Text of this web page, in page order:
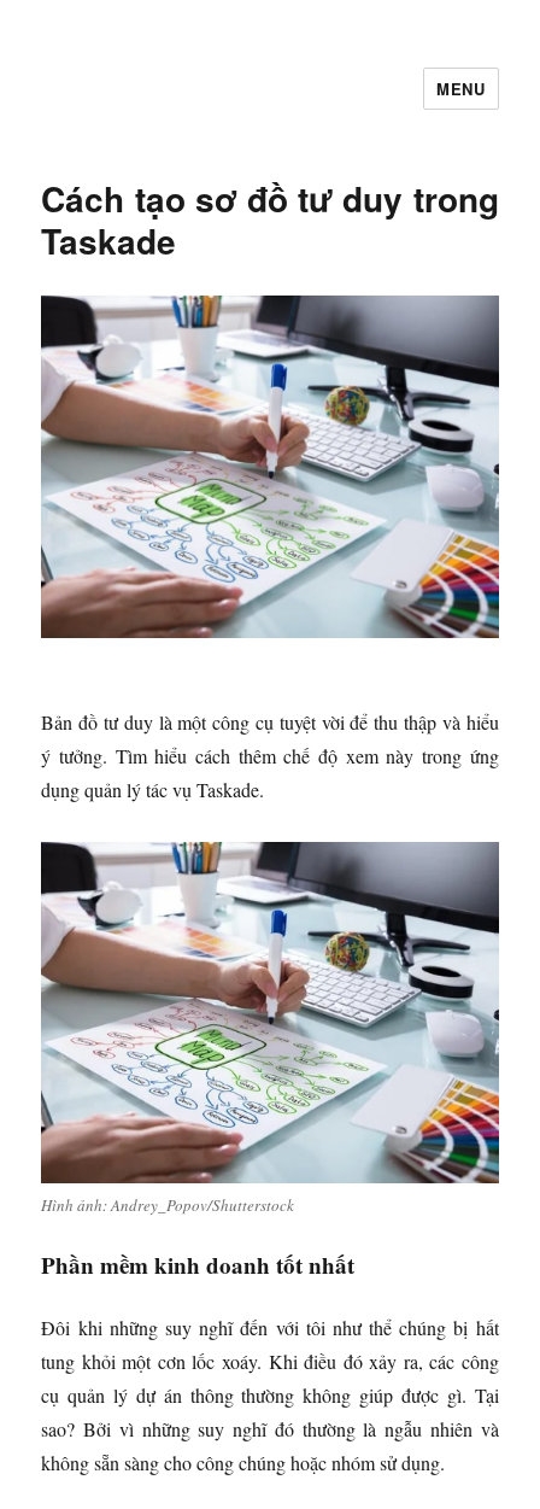
MENU
Cách tạo sơ đồ tư duy trong
Taskade
Bản đồ tư duy là một công cụ tuyệt vời để thu thập và hiểu
ý tưởng. Tìm hiểu cách thêm chế độ xem này trong ứng
dụng quản lý tác vụ Taskade.
Hình ảnh: Andrey_Popov/Shutterstock
Phần mềm kinh doanh tốt nhất
Đôi khi những suy nghĩ đến với tôi như thể chúng bị hất
tung khỏi một cơn lốc xoáy. Khi điều đó xảy ra, các công
cụ quản lý dự án thông thường không giúp được gì. Tại
sao? Bởi vì những suy nghĩ đó thường là ngẫu nhiên và
không sẵn sàng cho công chúng hoặc nhóm sử dụng.